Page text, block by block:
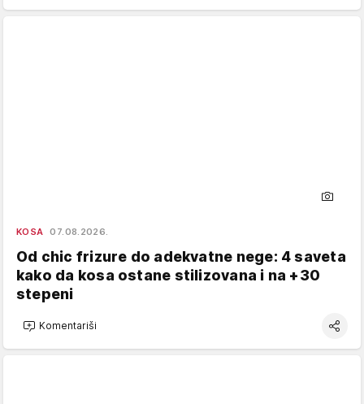
KOSA 07.08.2026.
Od chic frizure do adekvatne nege: 4 saveta
kako da kosa ostane stilizovana i na +30
stepeni
Komentariši